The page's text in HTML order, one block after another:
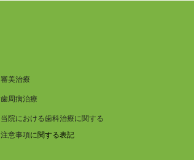
審美治療
歯周病治療
当院における歯科治療に関する
注意事項に関する表記